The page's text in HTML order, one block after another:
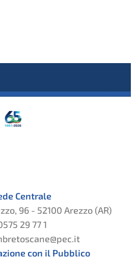
Centrale
96 - 52100 Arezzo (AR)
29 77 1
con il Pubblico